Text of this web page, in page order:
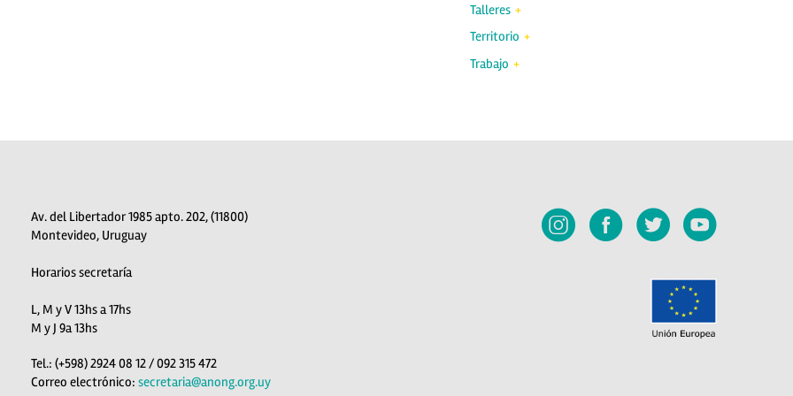
Talleres
Territorio
Trabajo
Av. del Libertador 1985 apto. 202, (11800)
Montevideo, Uruguay
Horarios secretaría
L, M y V 13hs a 17hs
M y J 9a 13hs
Tel.: (+598) 2924 08 12 / 092 315 472
Correo electrónico: secretaria@anong.org.uy